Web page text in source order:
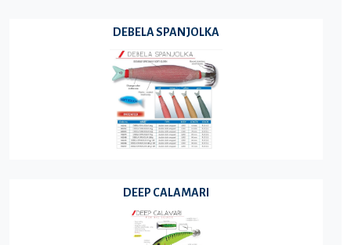
DEBELA SPANJOLKA
DEEP CALAMARI